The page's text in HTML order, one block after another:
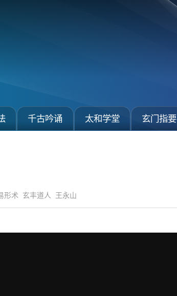
千古吟诵 太和学堂 玄门指要
形术 玄丰道人 王永山